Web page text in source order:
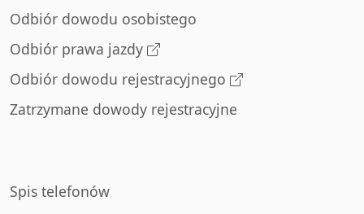
Odbiór dowodu osobistego
Odbiór prawa jazdy
Odbiór dowodu rejestracyjnego
Zatrzymane dowody rejestracyjne
Spis telefonów